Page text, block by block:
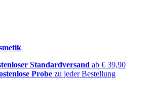
Standardversand ab € 39,90
Probe zu jeder Bestellung